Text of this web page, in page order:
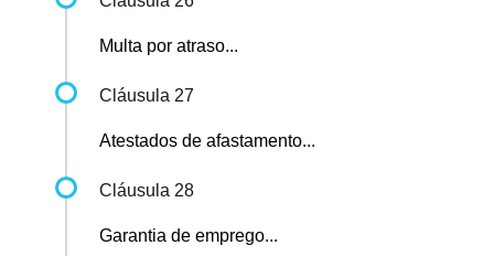
Multa por atraso...
Cláusula 27
Atestados de afastamento...
Cláusula 28
Garantia de emprego...